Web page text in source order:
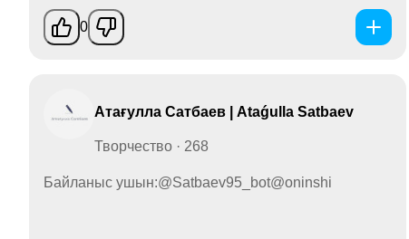
0
Атағулла Сатбаев | Ataǵulla Satbaev
Творчество · 268
Байланыс ушын:@Satbaev95_bot@oninshi